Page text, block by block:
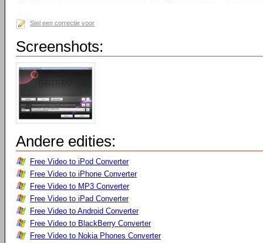
Stel een correctie voor
Screenshots:
Andere edities:
Free Video to iPod Converter
Free Video to iPhone Converter
Free Video to MP3 Converter
Free Video to iPad Converter
Free Video to Android Converter
Free Video to BlackBerry Converter
Free Video to Nokia Phones Converter